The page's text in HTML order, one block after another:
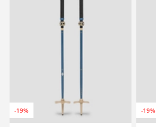
-19% -19%